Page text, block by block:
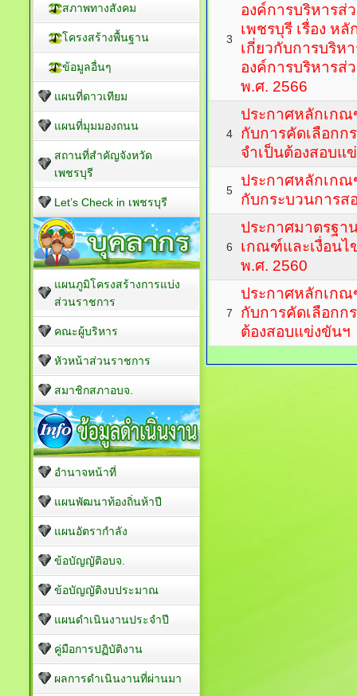
3
องค์การบริหารส่
เพชรบุรี เรื่อง ห
เกี่ยวกับการบริห
องค์การบริหารส่
พ.ศ. 2566
4
ประกาศหลักเกณ
กับการคัดเลือก
จำเป็นต้องสอบแ
5
ประกาศหลักเกณ
กับกระบวนการส
6
ประกาศมาตรฐา
เกณฑ์และเงื่อน
พ.ศ. 2560
7
ประกาศหลักเกณ
กับการคัดเลือก
ต้องสอบแข่งขันฯ
สภาพทางสังคม
โครงสร้างพื้นฐาน
ข้อมูลอื่นๆ
แผนที่ดาวเทียม
แผนที่มุมมองถนน
สถานที่สำคัญจังหวัด
เพชรบุรี
Let’s Check in เพชรบุรี
แผนภูมิโครงสร้างการแบ่ง
ส่วนราชการ
คณะผู้บริหาร
หัวหน้าส่วนราชการ
สมาชิกสภาอบจ.
อำนาจหน้าที่
แผนพัฒนาท้องถิ่นห้าปี
แผนอัตรากำลัง
ข้อบัญญัติอบจ.
ข้อบัญญัติงบประมาณ
แผนดำเนินงานประจำปี
คู่มือการปฏิบัติงาน
ผลการดำเนินงานที่ผ่านมา